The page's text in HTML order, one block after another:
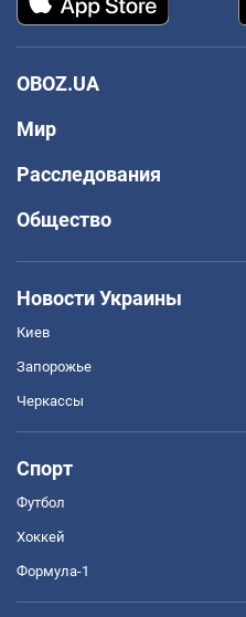
OBOZ.UA
Мир
Расследования
Общество
Новости Украины
Киев
Запорожье
Черкассы
Спорт
Футбол
Хоккей
Формула-1